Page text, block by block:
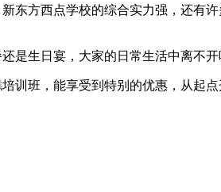
东方西点学校的综合实力强，还有
是生日宴，大家的日常生活中离不
训班，能享受到特别的优惠，从起